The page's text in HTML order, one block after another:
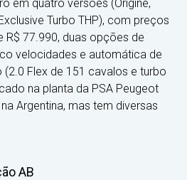
em quatro versões (Origine,
Turbo THP), com preços
R$ 77.990, duas opções de
velocidades e automática de
Flex de 151 cavalos e turbo
na planta da PSA Peugeot
Argentina, mas tem diversas
AB